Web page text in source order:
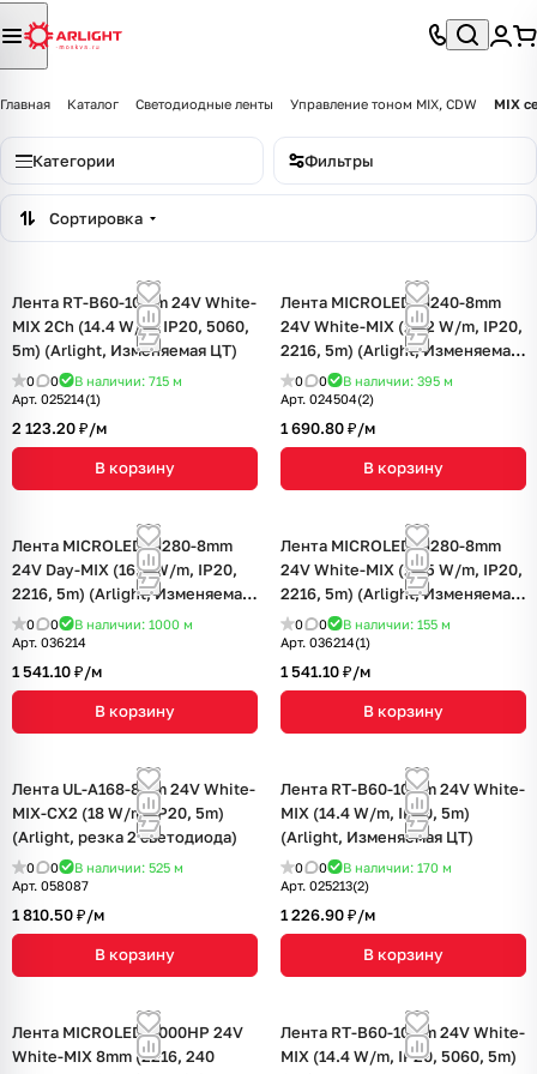
Главная Каталог Светодиодные ленты Управление тоном MIX, CDW MIX
Категории Фильтры
Сортировка
Лента RT-B60-10mm 24V White-
MIX 2Ch (14.4 W/m, IP20, 5060,
5m) (Arlight, Изменяемая ЦТ)
0 0 В наличии: 715 м
Арт. 025214(1)
2 123.20 ₽/м
В корзину
Лента MICROLED-M240-8mm
24V White-MIX (19.2 W/m, IP20,
2216, 5m) (Arlight, Изменяемая
ЦТ)
0 0 В наличии: 395 м
Арт. 024504(2)
1 690.80 ₽/м
В корзину
Лента MICROLED-M280-8mm
24V Day-MIX (16.5 W/m, IP20,
2216, 5m) (Arlight, Изменяемая
ЦТ)
0 0 В наличии: 1000 м
Арт. 036214
1 541.10 ₽/м
В корзину
Лента MICROLED-M280-8mm
24V White-MIX (16.5 W/m, IP20,
2216, 5m) (Arlight, Изменяемая
ЦТ)
0 0 В наличии: 155 м
Арт. 036214(1)
1 541.10 ₽/м
В корзину
Лента UL-A168-8mm 24V White-
MIX-CX2 (18 W/m, IP20, 5m)
(Arlight, резка 2 светодиода)
0 0 В наличии: 525 м
Арт. 058087
1 810.50 ₽/м
В корзину
Лента RT-B60-10mm 24V White-
MIX (14.4 W/m, IP20, 5m)
(Arlight, Изменяемая ЦТ)
0 0 В наличии: 170 м
Арт. 025213(2)
1 226.90 ₽/м
В корзину
Лента MICROLED-5000HP 24V
White-MIX 8mm (2216, 240
Лента RT-B60-10mm 24V White-
MIX (14.4 W/m, IP20, 5060, 5m)